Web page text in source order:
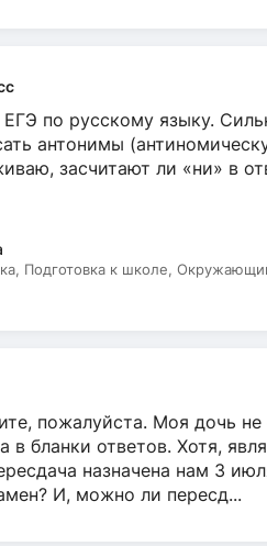
ЕГЭ по русскому языку.
антонимы
засчитают ли «ни» в
Подготовка к школе,
пожалуйста. Моя дочь
в бланки ответов. Хотя,
назначена нам 3
И, можно ли пересд...